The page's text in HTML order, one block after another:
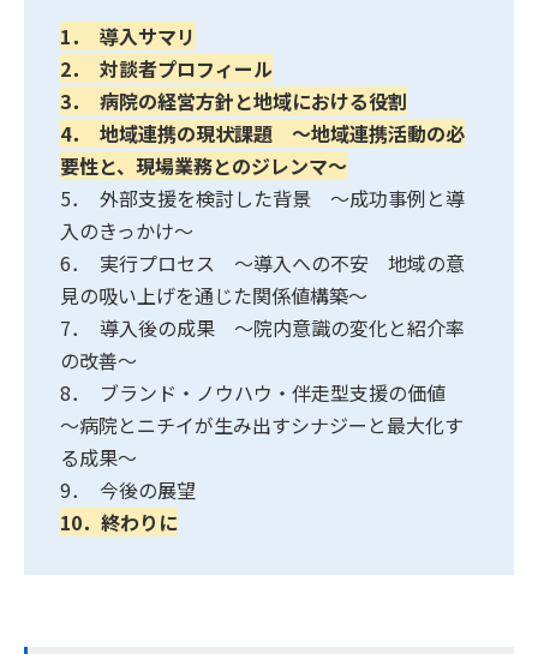
1． 導入サマリ
2． 対談者プロフィール
3． 病院の経営方針と地域における役割
4． 地域連携の現状課題 ～地域連携活動の必
要性と、現場業務とのジレンマ～
5． 外部支援を検討した背景 ～成功事例と導
入のきっかけ～
6． 実行プロセス ～導入への不安 地域の意
見の吸い上げを通じた関係値構築～
7． 導入後の成果 ～院内意識の変化と紹介率
の改善～
8． ブランド・ノウハウ・伴走型支援の価値
～病院とニチイが生み出すシナジーと最大化す
る成果～
9． 今後の展望
10．終わりに